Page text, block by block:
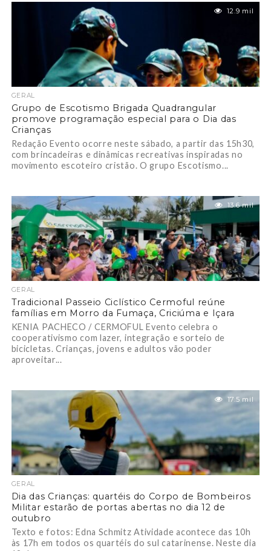
12.9 mil
GERAL
Grupo de Escotismo Brigada Quadrangular
promove programação especial para o Dia das
Crianças
Redação Evento ocorre neste sábado, a partir das 15h30,
com brincadeiras e dinâmicas recreativas inspiradas no
movimento escoteiro cristão. O grupo Escotismo...
13.6 mil
GERAL
Tradicional Passeio Ciclístico Cermoful reúne
famílias em Morro da Fumaça, Criciúma e Içara
KENIA PACHECO / CERMOFUL Evento celebra o
cooperativismo com lazer, integração e sorteio de
bicicletas. Crianças, jovens e adultos vão poder
aproveitar...
17.5 mil
GERAL
Dia das Crianças: quartéis do Corpo de Bombeiros
Militar estarão de portas abertas no dia 12 de
outubro
Texto e fotos: Edna Schmitz Atividade acontece das 10h
às 17h em todos os quartéis do sul catarinense. Neste dia